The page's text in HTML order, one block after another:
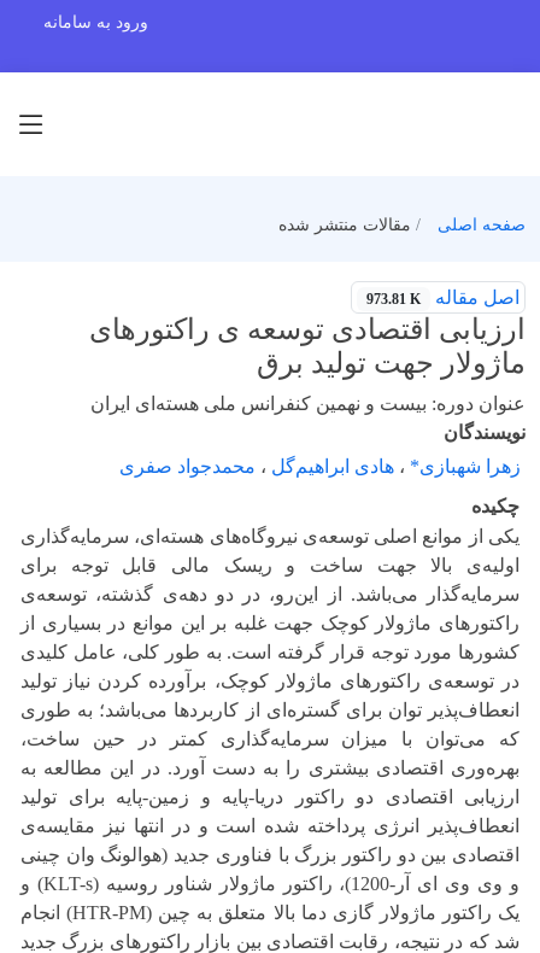
ورود به سامانه
صفحه اصلی مقالات منتشر شده
اصل مقاله 973.81 K
ارزیابی اقتصادی توسعه ی راکتورهای
ماژولار جهت تولید برق
عنوان دوره: بیست و نهمین کنفرانس ملی هسته‌ای ایران
نویسندگان
زهرا شهبازی* ، هادی ابراهیم‌گل ، محمدجواد صفری
چکیده
یکی از موانع اصلی توسعه‌‌ی نیروگاه‌‌های هسته‌‌ای، سرمایه‌‌گذاری
اولیه‌‌ی بالا جهت ساخت و ریسک مالی قابل توجه برای
سرمایه‌‌گذار می‌‌باشد. از این‌‌رو، در دو دهه‌‌ی گذشته، توسعه‌‌ی
راکتورهای ماژولار کوچک جهت غلبه بر این موانع در بسیاری از
کشورها مورد توجه قرار گرفته است. به طور کلی، عامل کلیدی
در توسعه‌ی راکتورهای ماژولار کوچک، برآورده کردن نیاز تولید
انعطاف‌پذیر توان برای گستره‌ای از کاربردها می‌باشد؛ به طوری
که می‌توان با میزان سرمایه‌گذاری کمتر در حین ساخت،
بهره‌وری اقتصادی بیشتری را به دست آورد. در این مطالعه به
ارزیابی اقتصادی دو راکتور دریا-پایه و زمین-‌‌پایه برای تولید
انعطاف‌پذیر انرژی پرداخته شده است و در انتها نیز مقایسه‌‌ی
اقتصادی بین دو راکتور بزرگ با فناوری جدید (هوالونگ وان چینی
و وی وی ای آر-1200)، راکتور ماژولار شناور روسیه (KLT-s) و
یک راکتور ماژولار گازی دما بالا متعلق به چین (HTR-PM) انجام
شد که در نتیجه، رقابت اقتصادی بین بازار راکتورهای بزرگ جدید